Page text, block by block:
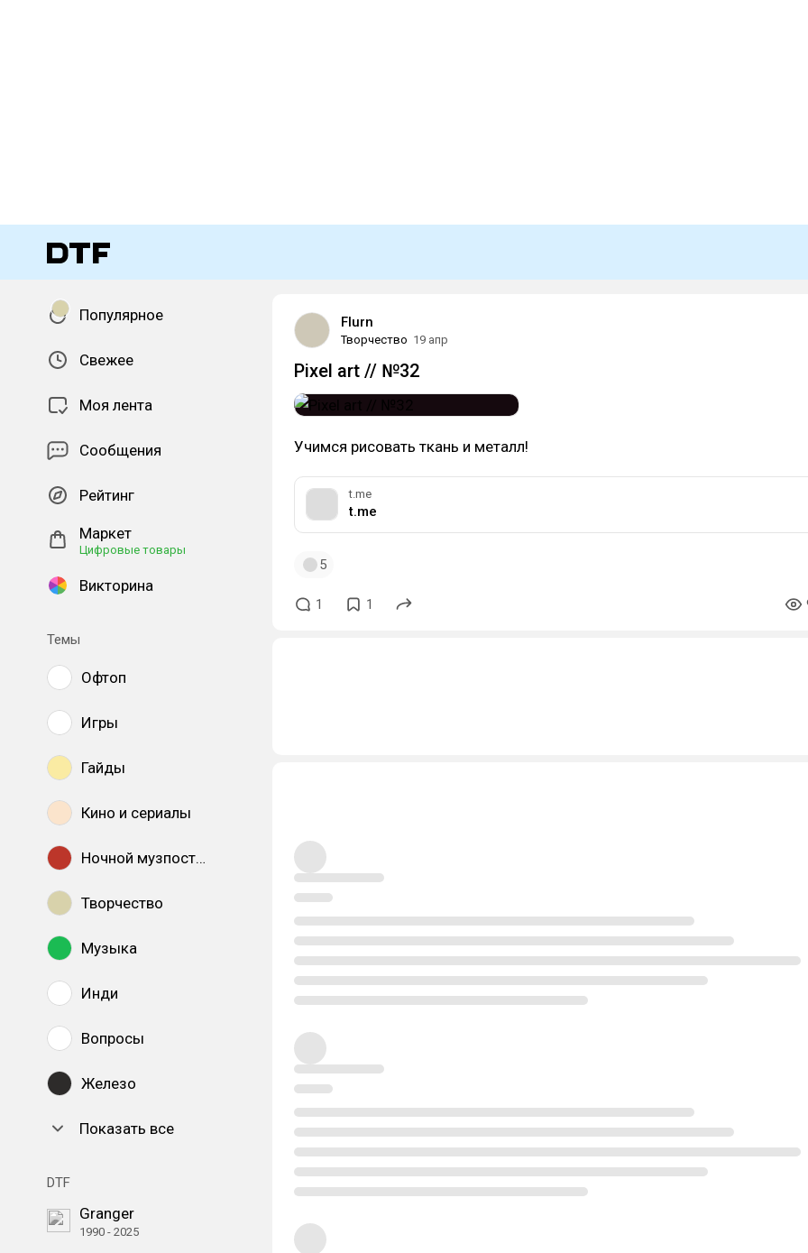
Популярное
Свежее
Моя лента
Сообщения
Рейтинг
Маркет
Цифровые товары
Викторина
Темы
Офтоп
Игры
Гайды
Кино и сериалы
Ночной музпостинг
Творчество
Музыка
Инди
Вопросы
Железо
Показать все
DTF
Granger
1990 - 2025
Flurn
Творчество 19 апр
Pixel art // №32
Учимся рисовать ткань и металл!
t.me
t.me
5
1 1